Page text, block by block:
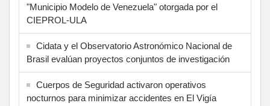
"Municipio Modelo de Venezuela" otorgada por el
CIEPROL-ULA
Cidata y el Observatorio Astronómico Nacional de
Brasil evalúan proyectos conjuntos de investigación
Cuerpos de Seguridad activaron operativos
nocturnos para minimizar accidentes en El Vigía